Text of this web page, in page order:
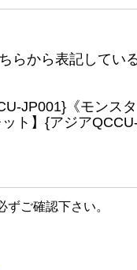
らから表記してい
JP001}《モンス
】{アジアQCCU-
ご確認下さい。